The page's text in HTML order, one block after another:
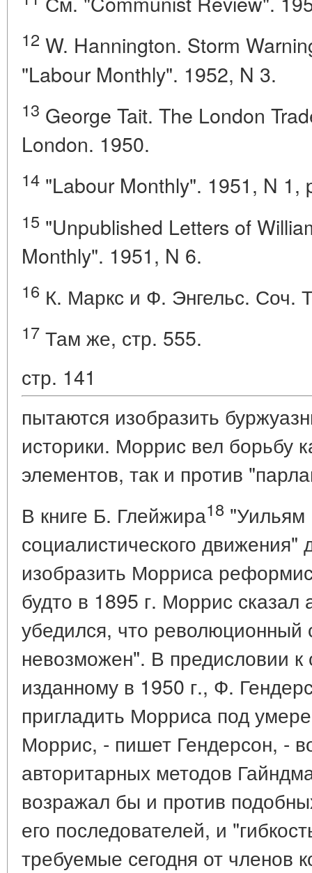
12 W. Hannington. Storm
"Labour Monthly". 1952, N 3.
13 George Tait. The London
London. 1950.
14 "Labour Monthly". 1951, N 1,
15 "Unpublished Letters of
Monthly". 1951, N 6.
16 К. Маркс и Ф. Энгельс. Соч.
17 Там же, стр. 555.
стр. 141
пытаются изобразить
историки. Моррис вел борьбу
элементов, так и против
В книге Б. Глейжира18 "Уильям
социалистического движения"
изобразить Морриса
будто в 1895 г. Моррис сказал
убедился, что революционный
невозможен". В предисловии
изданному в 1950 г., Ф.
пригладить Морриса под
Моррис, - пишет Гендерсон, -
авторитарных методов
возражал бы и против
его последователей, и
требуемые сегодня от членов